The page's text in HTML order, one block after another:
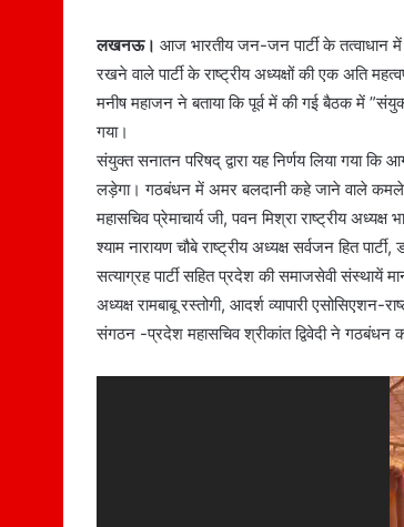
लखनऊ। आज भारतीय जन-जन पार्टी के तत्वाधान
रखने वाले पार्टी के राष्ट्रीय अध्यक्षों की एक अति
मनीष महाजन ने बताया कि पूर्व में की गई बैठक में
गया।
संयुक्त सनातन परिषद् द्वारा यह निर्णय लिया गया
लड़ेगा। गठबंधन में अमर बलदानी कहे जाने वाले कमलेश
महासचिव प्रेमाचार्य जी, पवन मिश्रा राष्ट्रीय अध्यक्ष
श्याम नारायण चौबे राष्ट्रीय अध्यक्ष सर्वजन हित
सत्याग्रह पार्टी सहित प्रदेश की समाजसेवी संस्थायें
अध्यक्ष रामबाबू रस्तोगी, आदर्श व्यापारी एसोसिएशन-
संगठन -प्रदेश महासचिव श्रीकांत द्विवेदी ने